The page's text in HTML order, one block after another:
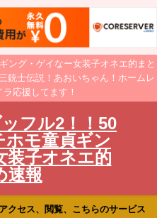
ング・ゲイなー女装子オネエ的まと
銃士伝説！あおいちゃん！ホームレ
応援してます！
フル2！！50
ホモ童貞ギン
装子オネエ的
速報
クセス、閲覧、こちらのサービス